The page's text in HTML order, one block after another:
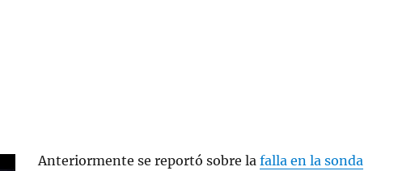
Anteriormente se reportó sobre la falla en la sonda